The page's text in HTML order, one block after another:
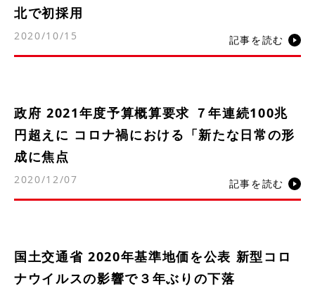
北で初採用
2020/10/15 記事を読む
政府 2021年度予算概算要求 ７年連続100兆
円超えに コロナ禍における「新たな日常の形
成に焦点
2020/12/07 記事を読む
国土交通省 2020年基準地価を公表 新型コロ
ナウイルスの影響で３年ぶりの下落